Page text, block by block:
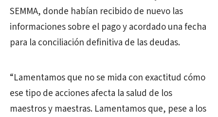
SEMMA, donde habían recibido de nuevo las
informaciones sobre el pago y acordado una fecha
para la conciliación definitiva de las deudas.
“Lamentamos que no se mida con exactitud cómo
ese tipo de acciones afecta la salud de los
maestros y maestras. Lamentamos que, pese a los